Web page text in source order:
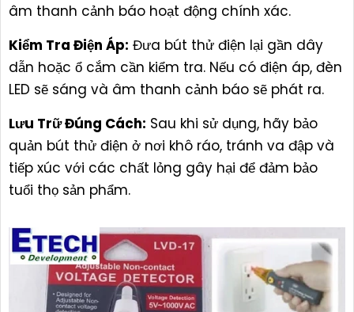
âm thanh cảnh báo hoạt động chính xác.
Kiểm Tra Điện Áp: Đưa bút thử điện lại gần dây
dẫn hoặc ổ cắm cần kiểm tra. Nếu có điện áp, đèn
LED sẽ sáng và âm thanh cảnh báo sẽ phát ra.
Lưu Trữ Đúng Cách: Sau khi sử dụng, hãy bảo
quản bút thử điện ở nơi khô ráo, tránh va đập và
tiếp xúc với các chất lỏng gây hại để đảm bảo
tuổi thọ sản phẩm.